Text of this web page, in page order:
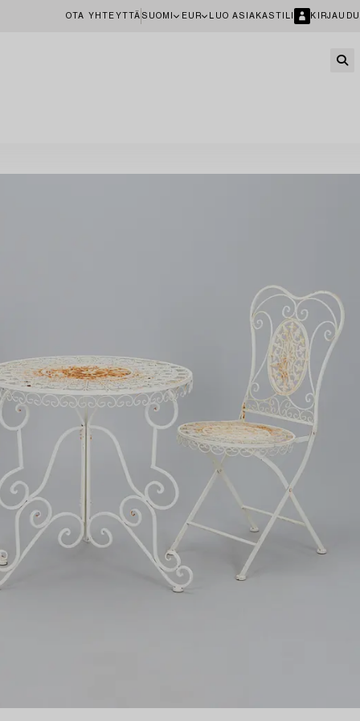
OTA YHTEYTTÄ SUOMI EUR LUO ASIAKASTILI KIRJAUDU